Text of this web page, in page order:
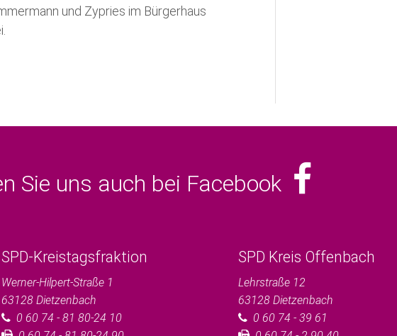
und Zypries im Bürgerhaus
Sie uns auch bei Facebook
SPD-Kreistagsfraktion
Werner-Hilpert-Straße 1
63128 Dietzenbach
0 60 74 - 81 80-24 10
SPD Kreis Offenbach
Lehrstraße 12
63128 Dietzenbach
0 60 74 - 39 61